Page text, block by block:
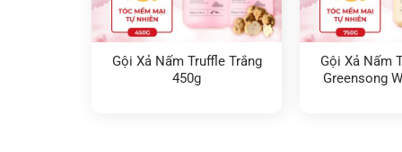
Gội Xả Nấm Truffle Trắng
450g
Gội Xả Nấm
Greensong